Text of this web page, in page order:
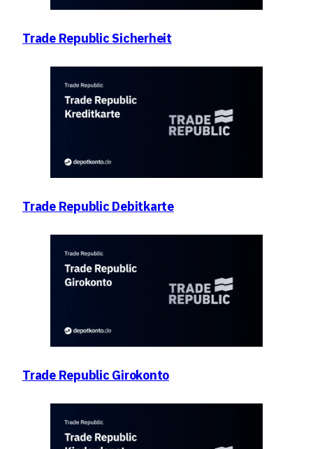
Trade Republic Sicherheit
Trade Republic Debitkarte
Trade Republic Girokonto